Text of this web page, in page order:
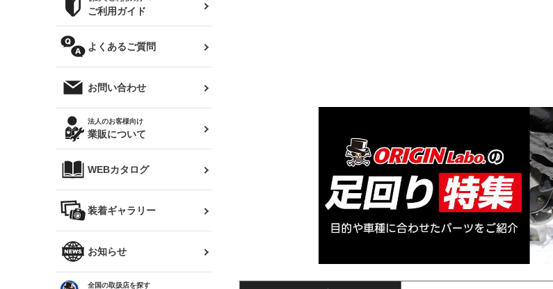
オリジンアーム(足回り)
レンズ
マフラー
メンテナンスパーツ
JZX110 マークⅡ
ハイエース
レビン
トレノ
マークX
クラウン
クラウンマジェスタ
アリスト
ソアラ
アルテッツァ
シルビア S15
180SX
ワンビア
Z32 フェアレディZ
R34 スカイライン
スカイライン
デリカ D:5
軽自動車
汎用
ジムニー用タイヤ
ハイエース・バン用タイ
ホイールナット
トップス(長袖)
パーカー
オーバーオール(つなぎ)
タオル
帽子
バッグ
ファッション小物
お気に入りリスト
クーポンを見る
閲覧履歴
ニュースレターお申し込み
ご利用ガイド
よくあるご質問
お問い合わせ
法人のお客様向け
業販について
WEBカタログ
装着ギャラリー
お知らせ
全国の取扱店を探す